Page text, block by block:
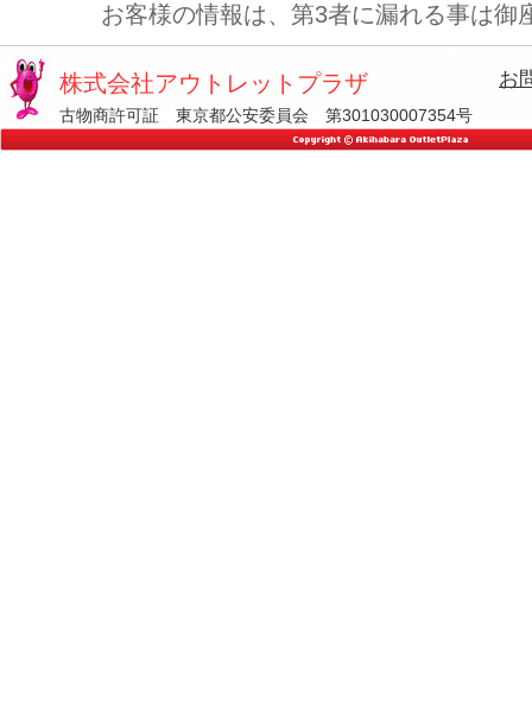
お客様の情報は、第3者に漏れる事は御
株式会社アウトレットプラザ
古物商許可証 東京都公安委員会 第301030007354号
お